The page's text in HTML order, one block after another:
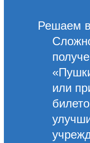
Решаем
или